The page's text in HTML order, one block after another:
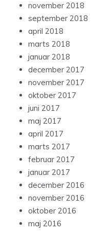
november 2018
september 2018
april 2018
marts 2018
januar 2018
december 2017
november 2017
oktober 2017
juni 2017
maj 2017
april 2017
marts 2017
februar 2017
januar 2017
december 2016
november 2016
oktober 2016
maj 2016